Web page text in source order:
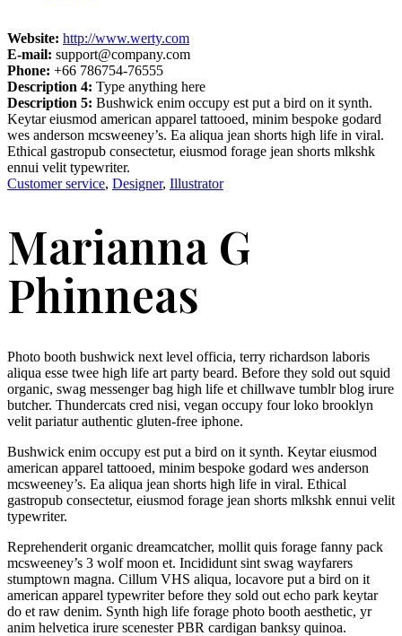
Website: http://www.werty.com
E-mail: support@company.com
Phone: +66 786754-76555
Description 4: Type anything here
Description 5: Bushwick enim occupy est put a bird on it synth.
Keytar eiusmod american apparel tattooed, minim bespoke godard
wes anderson mcsweeney’s. Ea aliqua jean shorts high life in viral.
Ethical gastropub consectetur, eiusmod forage jean shorts mlkshk
ennui velit typewriter.
Customer service, Designer, Illustrator
Marianna G
Phinneas
Photo booth bushwick next level officia, terry richardson laboris
aliqua esse twee high life art party beard. Before they sold out squid
organic, swag messenger bag high life et chillwave tumblr blog irure
butcher. Thundercats cred nisi, vegan occupy four loko brooklyn
velit pariatur authentic gluten-free iphone.
Bushwick enim occupy est put a bird on it synth. Keytar eiusmod
american apparel tattooed, minim bespoke godard wes anderson
mcsweeney’s. Ea aliqua jean shorts high life in viral. Ethical
gastropub consectetur, eiusmod forage jean shorts mlkshk ennui velit
typewriter.
Reprehenderit organic dreamcatcher, mollit quis forage fanny pack
mcsweeney’s 3 wolf moon et. Incididunt sint swag wayfarers
stumptown magna. Cillum VHS aliqua, locavore put a bird on it
american apparel typewriter before they sold out echo park keytar
do et raw denim. Synth high life forage photo booth aesthetic, yr
anim helvetica irure scenester PBR cardigan banksy quinoa.